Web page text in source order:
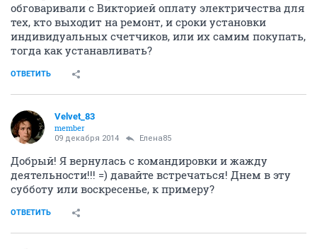
обговаривали с Викторией оплату электричества для
тех, кто выходит на ремонт, и сроки установки
индивидуальных счетчиков, или их самим покупать,
тогда как устанавливать?
ОТВЕТИТЬ
Velvet_83
member
09 декабря 2014 Елена85
Добрый! Я вернулась с командировки и жажду
деятельности!!! =) давайте встречаться! Днем в эту
субботу или воскресенье, к примеру?
ОТВЕТИТЬ